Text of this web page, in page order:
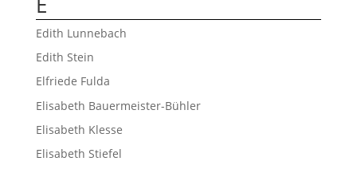
Edith Lunnebach
Edith Stein
Elfriede Fulda
Elisabeth Bauermeister-Bühler
Elisabeth Klesse
Elisabeth Stiefel